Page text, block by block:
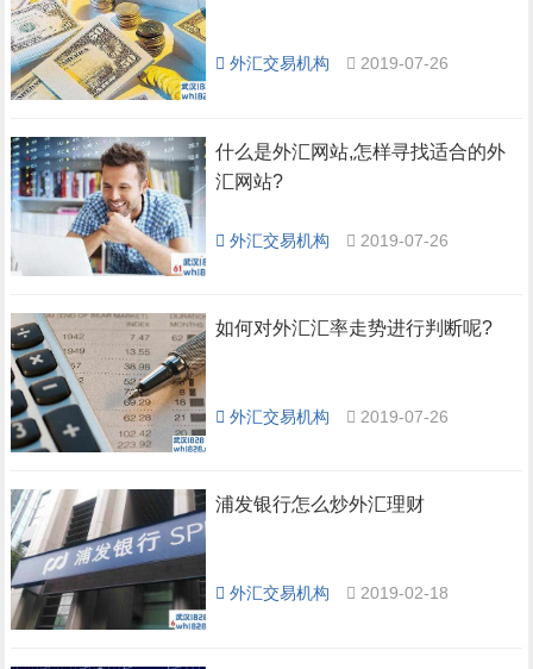
外汇交易机构 2019-07-26
什么是外汇网站,怎样寻找适合的外
汇网站?
外汇交易机构 2019-07-26
如何对外汇汇率走势进行判断呢?
外汇交易机构 2019-07-26
浦发银行怎么炒外汇理财
外汇交易机构 2019-02-18